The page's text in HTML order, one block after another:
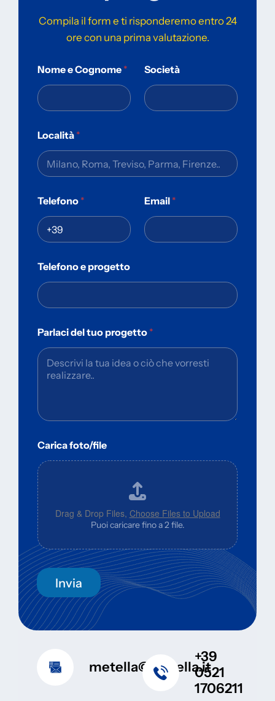
Compila il form e ti risponderemo entro 24
ore con una prima valutazione.
Nome e Cognome * Società
Località *
Telefono * Email *
Telefono e progetto
Parlaci del tuo progetto *
Carica foto/file
Drag & Drop Files, Choose Files to Upload
Puoi caricare fino a 2 file.
Invia
metella@metella.it
+39
0521
1706211